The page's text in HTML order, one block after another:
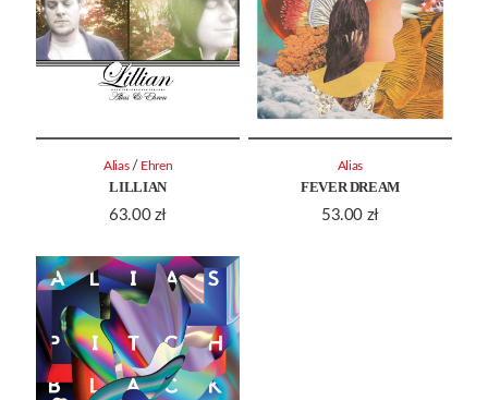
LILLIAN
63.00 zł
Alias / Ehren
FEVER DREAM
53.00 zł
Alias